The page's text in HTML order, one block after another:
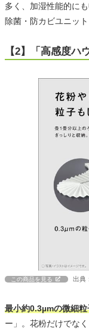
多く、加湿性能的に
除菌・防カビユニッ
【2】「高感度ハ
この商品を見る 出典
最小約0.3µmの微細
ー」。花粉だけでな